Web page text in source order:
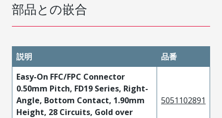
部品との嵌合
説明
品番
Easy-On FFC/FPC Connector
0.50mm Pitch, FD19 Series, Right-
Angle, Bottom Contact, 1.90mm
Height, 28 Circuits, Gold over
5051102891